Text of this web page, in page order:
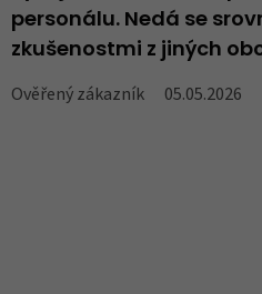
personálu. Nedá se
zkušenostmi z jiných
Ověřený zákazník 05.05.2026